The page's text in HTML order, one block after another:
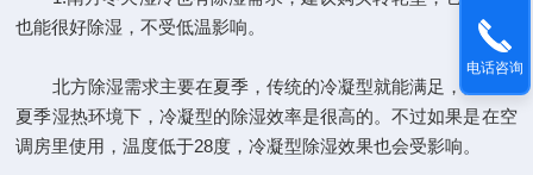
也能很好除湿，不受低温影响。
北方除湿需求主要在夏季，传统的冷凝型就能满足，而且在
夏季湿热环境下，冷凝型的除湿效率是很高的。不过如果是在空
调房里使用，温度低于28度，冷凝型除湿效果也会受影响。
电话咨询